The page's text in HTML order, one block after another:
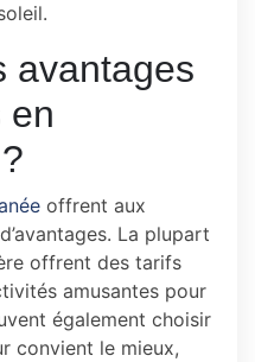
avantages
en
offrent aux
La plupart
offrent des tarifs
amusantes pour
également choisir
convient le mieux,